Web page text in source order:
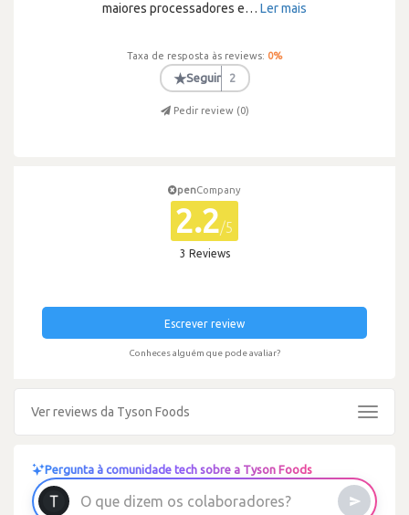
maiores processadores e… Ler mais
Taxa de resposta às reviews: 0%
★Seguir 2
Pedir review (0)
penCompany
2.2/5
3 Reviews
Escrever review
Conheces alguém que pode avaliar?
Ver reviews da Tyson Foods
Toggle
Pergunta à comunidade tech sobre a Tyson Foods
O que d izem os colaborad ores?